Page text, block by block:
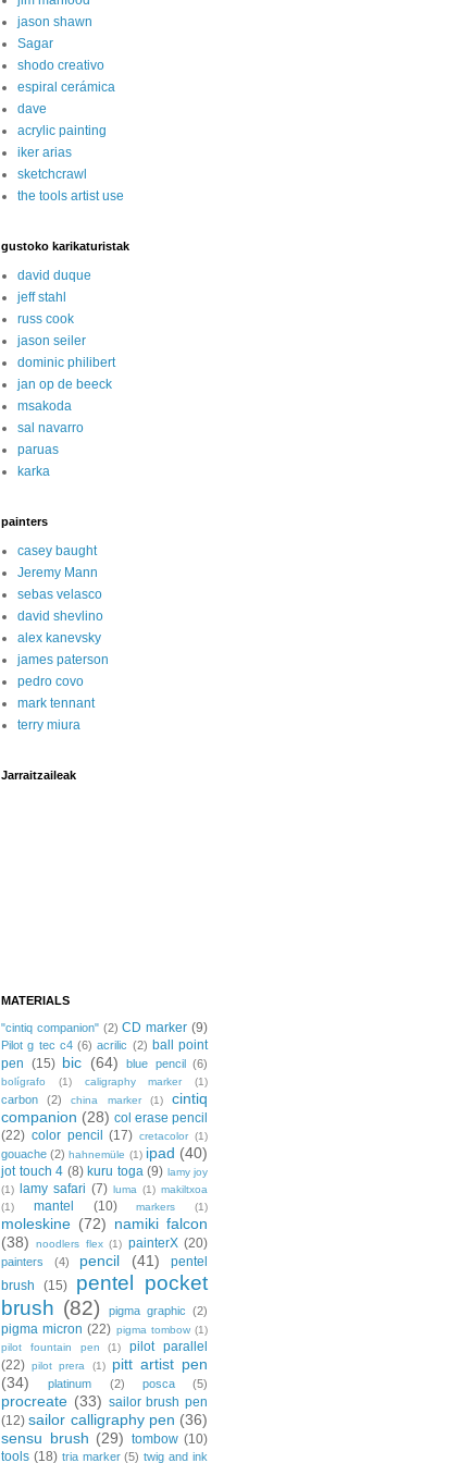
jason shawn
Sagar
shodo creativo
espiral cerámica
dave
acrylic painting
iker arias
sketchcrawl
the tools artist use
gustoko karikaturistak
david duque
jeff stahl
russ cook
jason seiler
dominic philibert
jan op de beeck
msakoda
sal navarro
paruas
karka
painters
casey baught
Jeremy Mann
sebas velasco
david shevlino
alex kanevsky
james paterson
pedro covo
mark tennant
terry miura
Jarraitzaileak
MATERIALS
"cintiq companion" (2) CD marker (9)
Pilot g tec c4 (6) acrilic (2) ball point
pen (15) bic (64) blue pencil (6)
bolígrafo (1) caligraphy marker (1)
carbon (2) china marker (1)
cintiq
companion (28) col erase pencil
(22) color pencil (17) cretacolor (1)
gouache (2) hahnemüle (1) ipad (40)
jot touch 4 (8) kuru toga (9) lamy joy
(1) lamy safari (7) luma (1) makiltxoa
(1)
mantel (10) markers (1)
moleskine (72) namiki falcon
(38)
noodlers flex (1) painterX (20)
painters (4) pencil (41)
pentel
brush
(15)
pentel pocket
brush (82) pigma graphic (2)
pigma micron (22) pigma tombow (1)
pilot fountain pen
(1)
pilot parallel
(22) pilot prera (1)
pitt artist pen
(34)
platinum (2) posca (5)
procreate (33) sailor brush pen
(12) sailor calligraphy pen (36)
sensu brush (29) tombow (10)
tools (18) tria marker (5) twig and ink